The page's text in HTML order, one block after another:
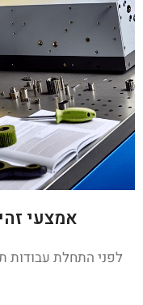
אמצעי
לפני התחלת עבודות